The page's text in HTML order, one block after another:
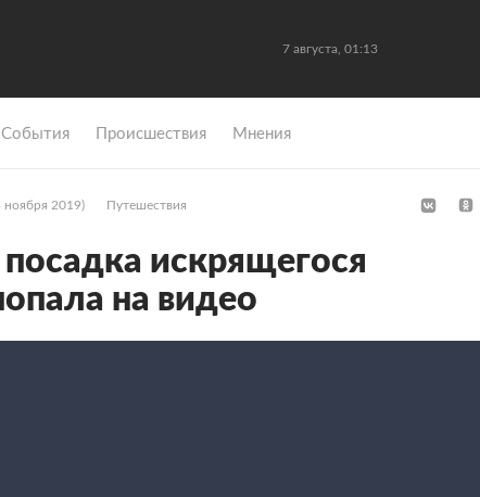
7 августа, 01:13
События Происшествия Мнения
ноября 2019) Путешествия
искрящегося
на видео